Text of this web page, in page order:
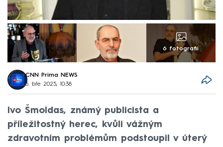
6 fotografií
CNN Prima NEWS
6. bře 2025, 10:38
Ivo Šmoldas, známý publicista a
příležitostný herec, kvůli vážným
zdravotním problémům podstoupil v úterý